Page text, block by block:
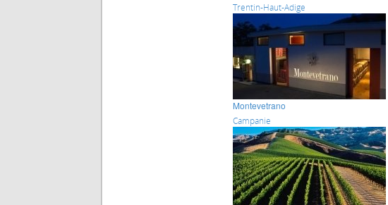
Trentin-Haut-Adige
Montevetrano
Campanie